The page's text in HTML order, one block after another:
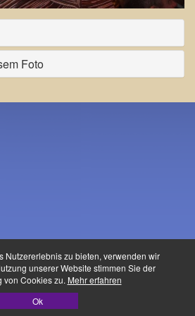
Foto
Waldfest-Buidl ©
|Impressum
Nutzererlebnis zu bieten, verwenden wir
unserer Website stimmen Sie der
von Cookies zu. Mehr erfahren
Ok